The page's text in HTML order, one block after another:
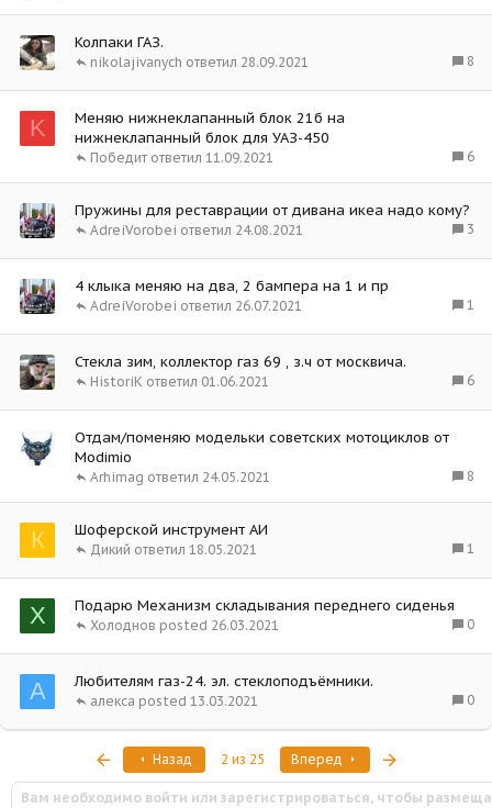
Колпаки ГАЗ.
8
28.09.2021
nikolajivanych
K
Меняю нижнеклапанный блок 21б на
нижнеклапанный блок для УАЗ-450
6
11.09.2021
Победит
Пружины для реставрации от дивана икеа надо кому?
3
24.08.2021
AdreiVorobei
4 клыка меняю на два, 2 бампера на 1 и пр
1
26.07.2021
AdreiVorobei
Стекла зим, коллектор газ 69 , з.ч от москвича.
6
01.06.2021
HistoriK
Отдам/поменяю модельки советских мотоциклов от
Modimio
8
24.05.2021
Arhimag
К Шоферской инструмент АИ
1
18.05.2021
Дикий
Х Подарю Механизм складывания переднего сиденья
0
26.03.2021
Холоднов
А Любителям газ-24. эл. стеклоподъёмники.
0
13.03.2021
алекса
ПервыйНазад 2 из 25 Вперед
Вам необходимо войти или зарегистрироваться, чтобы